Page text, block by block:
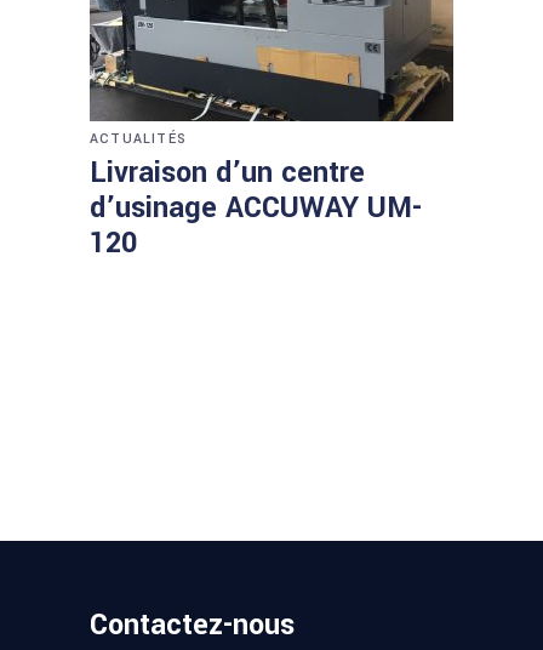
ACTUALITÉS
Livraison d’un centre
d’usinage ACCUWAY UM-
120
Contactez-nous